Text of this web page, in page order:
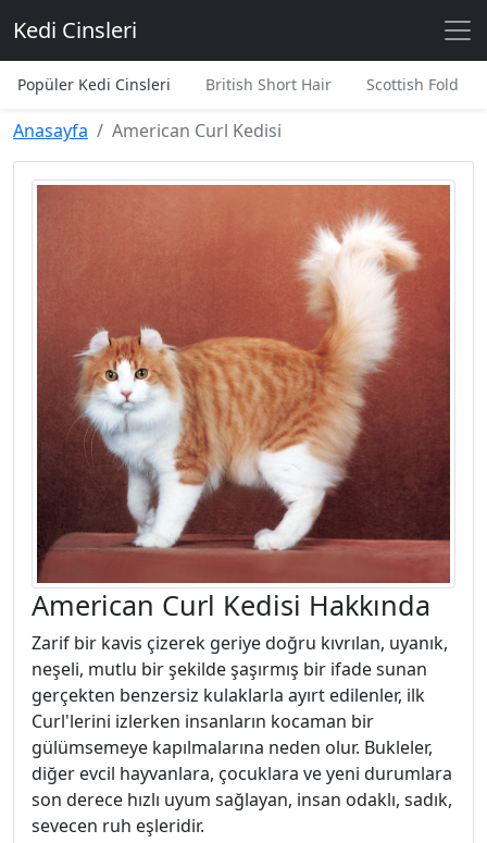
Kedi Cinsleri
Popüler Kedi Cinsleri British Short Hair Scottish Fold
Anasayfa American Curl Kedisi
American Curl Kedisi Hakkında
Zarif bir kavis çizerek geriye doğru kıvrılan, uyanık,
neşeli, mutlu bir şekilde şaşırmış bir ifade sunan
gerçekten benzersiz kulaklarla ayırt edilenler, ilk
Curl'lerini izlerken insanların kocaman bir
gülümsemeye kapılmalarına neden olur. Bukleler,
diğer evcil hayvanlara, çocuklara ve yeni durumlara
son derece hızlı uyum sağlayan, insan odaklı, sadık,
sevecen ruh eşleridir.